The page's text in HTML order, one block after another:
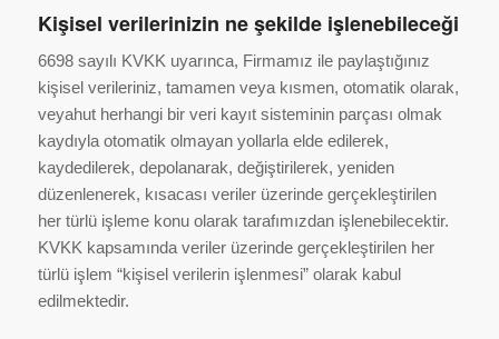
Kişisel verilerinizin ne şekilde işlenebileceği
6698 sayılı KVKK uyarınca, Firmamız ile paylaştığınız
kişisel verileriniz, tamamen veya kısmen, otomatik olarak,
veyahut herhangi bir veri kayıt sisteminin parçası olmak
kaydıyla otomatik olmayan yollarla elde edilerek,
kaydedilerek, depolanarak, değiştirilerek, yeniden
düzenlenerek, kısacası veriler üzerinde gerçekleştirilen
her türlü işleme konu olarak tarafımızdan işlenebilecektir.
KVKK kapsamında veriler üzerinde gerçekleştirilen her
türlü işlem “kişisel verilerin işlenmesi” olarak kabul
edilmektedir.